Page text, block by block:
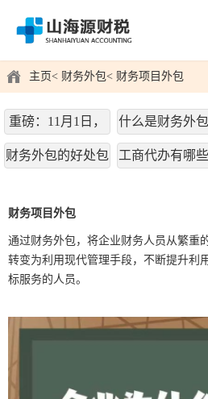
主页 财务外包 财务项目外包
重磅：11月1日，
山东省企业不在负
担退休独生子女一
独生子女父母奖励
扶助办法出台！
什么是财务外
及适用企业
财务外包的好处包
工商代办有哪
财务项目外包
通过财务外包，将企业财务人员从繁重
转变为利用现代管理手段，不断提升利
标服务的人员。